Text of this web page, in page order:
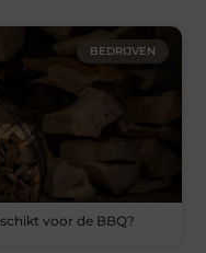
BEDRIJVEN
voor de BBQ?